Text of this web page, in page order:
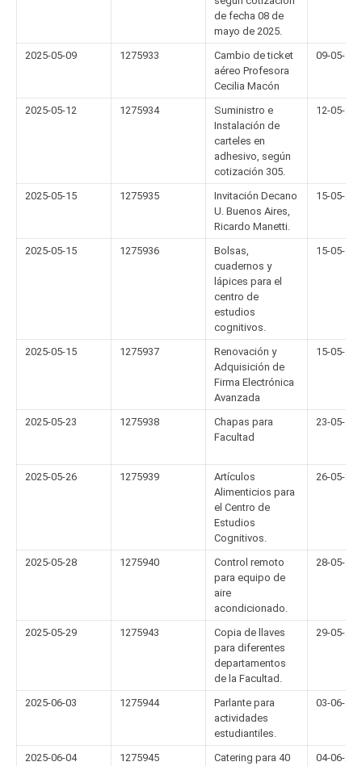
de fecha 08 de
mayo de 2025.
2025-05-09
1275933
Cambio de ticket
aéreo Profesora
Cecilia Macón
09-05-
2025-05-12 1275934
Suministro e
Instalación de
carteles en
adhesivo, según
cotización 305.
12-05-
2025-05-15 1275935
Invitación Decano
U. Buenos Aires,
Ricardo Manetti.
15-05-
2025-05-15 1275936
Bolsas,
cuadernos y
lápices para el
centro de
estudios
cognitivos.
15-05-
2025-05-15 1275937
Renovación y
Adquisición de
Firma Electrónica
Avanzada
15-05-
2025-05-23 1275938
Chapas para
Facultad
23-05-
2025-05-26 1275939
Artículos
Alimenticios para
el Centro de
Estudios
Cognitivos.
26-05-
2025-05-28 1275940
Control remoto
para equipo de
aire
acondicionado.
28-05-
2025-05-29 1275943
Copia de llaves
para diferentes
departamentos
de la Facultad.
29-05-
2025-06-03 1275944
Parlante para
actividades
estudiantiles.
03-06-
2025-06-04 1275945
Catering para 40
04-06-